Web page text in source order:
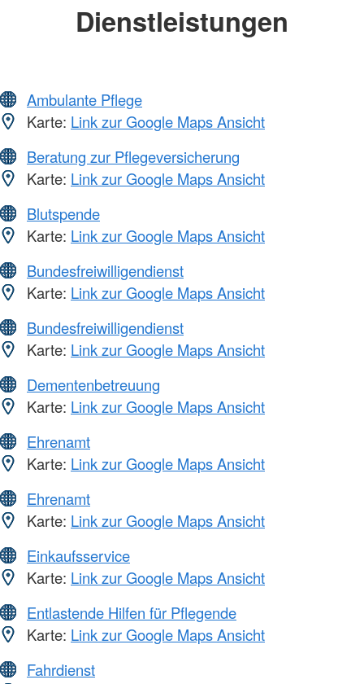
Dienstleistungen
Ambulante Pflege
Karte: Link zur Google Maps Ansicht
Beratung zur Pflegeversicherung
Karte: Link zur Google Maps Ansicht
Blutspende
Karte: Link zur Google Maps Ansicht
Bundesfreiwilligendienst
Karte: Link zur Google Maps Ansicht
Bundesfreiwilligendienst
Karte: Link zur Google Maps Ansicht
Dementenbetreuung
Karte: Link zur Google Maps Ansicht
Ehrenamt
Karte: Link zur Google Maps Ansicht
Ehrenamt
Karte: Link zur Google Maps Ansicht
Einkaufsservice
Karte: Link zur Google Maps Ansicht
Entlastende Hilfen für Pflegende
Karte: Link zur Google Maps Ansicht
Fahrdienst